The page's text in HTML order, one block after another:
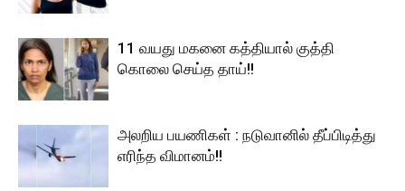
11 வயது மகனை கத்தியால் குத்தி
கொலை செய்த தாய்!!
அலறிய பயணிகள் : நடுவானில் தீப்பிடித்து
எரிந்த விமானம்!!